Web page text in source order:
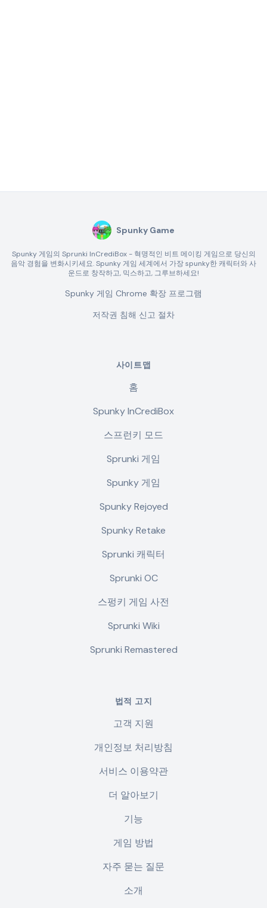
Spunky Game
Spunky 게임의 Sprunki InCrediBox - 혁명적인 비트 메이킹 게임으로 당신의
음악 경험을 변화시키세요. Spunky 게임 세계에서 가장 spunky한 캐릭터와 사
운드로 창작하고, 믹스하고, 그루브하세요!
Spunky 게임 Chrome 확장 프로그램
저작권 침해 신고 절차
사이트맵
홈
Spunky InCrediBox
스프런키 모드
Sprunki 게임
Spunky 게임
Spunky Rejoyed
Spunky Retake
Sprunki 캐릭터
Sprunki OC
스펑키 게임 사전
Sprunki Wiki
Sprunki Remastered
법적 고지
고객 지원
개인정보 처리방침
서비스 이용약관
더 알아보기
기능
게임 방법
자주 묻는 질문
소개